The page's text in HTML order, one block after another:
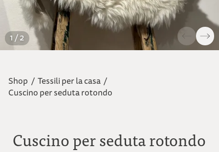
1 / 2
Shop / Tessili per la casa /
Cuscino per seduta rotondo
Cuscino per seduta rotondo